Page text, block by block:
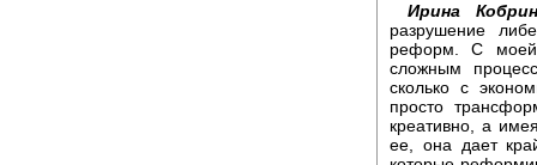
Ирина
разрушение
реформ. С
сложным
сколько с
просто
креативно, а
ее, она дает